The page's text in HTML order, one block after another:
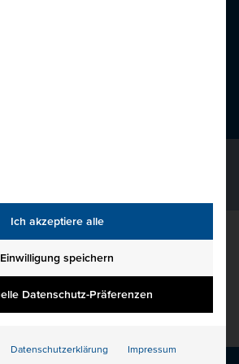
Ich akzeptiere alle
Einwilligung speichern
Datenschutz-Präferenzen
Datenschutzerklärung Impressum